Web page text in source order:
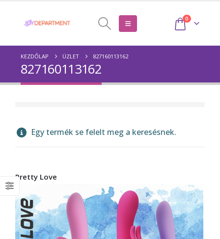
0
KEZDŐLAP ÜZLET 827160113162
827160113162
Egy termék se felelt meg a keresésnek.
Pretty Love